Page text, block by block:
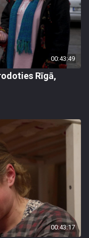
00:43:49
Rīgā,
00:43:17